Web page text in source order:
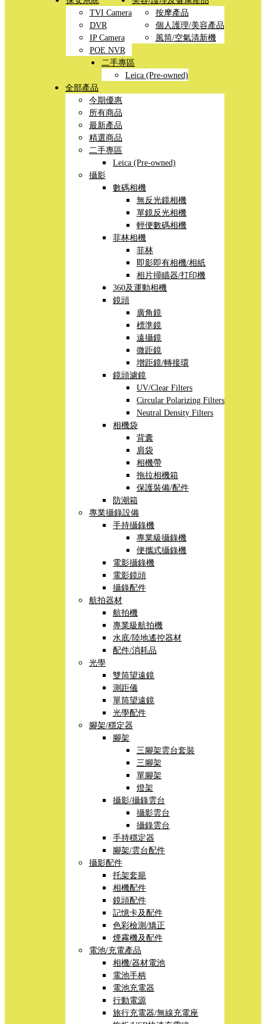
TVI Camera
DVR
IP Camera
POE NVR
按摩產品
個人護理/美容產品
風筒/空氣清新機
二手專區
Leica (Pre-owned)
全部產品
今期優惠
所有商品
最新產品
精選商品
二手專區
Leica (Pre-owned)
攝影
數碼相機
無反光鏡相機
單鏡反光相機
輕便數碼相機
菲林相機
菲林
即影即有相機/相紙
相片掃瞄器/打印機
360及運動相機
鏡頭
廣角鏡
標準鏡
遠攝鏡
微距鏡
增距鏡/轉接環
鏡頭濾鏡
UV/Clear Filters
Circular Polarizing Filters
Neutral Density Filters
相機袋
背囊
肩袋
相機帶
拖拉相機箱
保護裝備/配件
防潮箱
專業攝錄設備
手持攝錄機
專業級攝錄機
便攜式攝錄機
電影攝錄機
電影鏡頭
攝錄配件
航拍器材
航拍機
專業級航拍機
水底/陸地遙控器材
配件/消耗品
光學
雙筒望遠鏡
測距儀
單筒望遠鏡
光學配件
腳架/穩定器
腳架
三腳架雲台套裝
三腳架
單腳架
燈架
攝影/攝錄雲台
攝影雲台
攝錄雲台
手持穩定器
腳架/雲台配件
攝影配件
托架套籠
相機配件
鏡頭配件
記憶卡及配件
色彩檢測/矯正
煙霧機及配件
電池/充電產品
相機/器材電池
電池手柄
電池充電器
行動電源
旅行充電器/無線充電座